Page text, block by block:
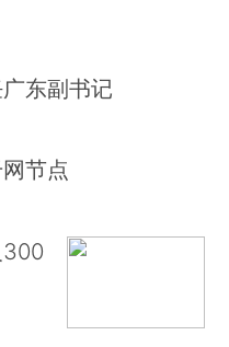
东副书记
节点
300